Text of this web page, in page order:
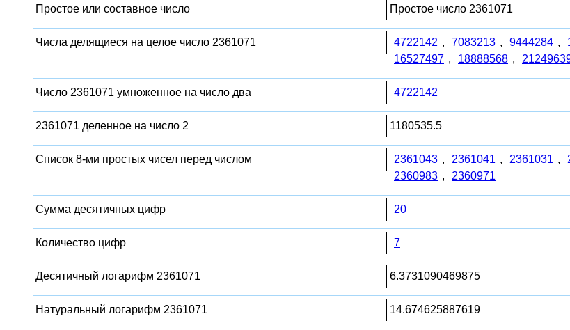
Простое или составное число Простое число 2361071
Числа делящиеся на целое число 2361071 4722142 , 7083213 , 9444284 ,
16527497 , 18888568 ,
Число 2361071 умноженное на число два 4722142
2361071 деленное на число 2 1180535.5
Список 8-ми простых чисел перед числом 2361043 , 2361041 , 2361031 ,
2360983 , 2360971
Сумма десятичных цифр 20
Количество цифр 7
Десятичный логарифм 2361071 6.3731090469875
Натуральный логарифм 2361071 14.674625887619